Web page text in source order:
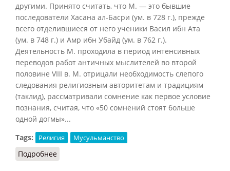
другими. Принято считать, что М. — это бывшие
последователи Хасана ал-Басри (ум. в 728 г.), прежде
всего отделившиеся от него ученики Васил ибн Ата
(ум. в 748 г.) и Амр ибн Убайд (ум. в 762 г.).
Деятельность М. проходила в период интенсивных
переводов работ античных мыслителей во второй
половине VIII в. М. отрицали необходимость слепого
следования религиозным авторитетам и традициям
(таклид), рассматривали сомнение как первое условие
познания, считая, что «50 сомнений стоят больше
одной догмы»...
Tags:
Религия Мусульманство
Подробнее